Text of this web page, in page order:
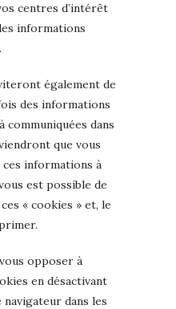
centres d’intérêt
informations
également de
des informations
communiquées dans
que vous
ces informations à
est possible de
« cookies » et, le
opposer à
en désactivant
dans les